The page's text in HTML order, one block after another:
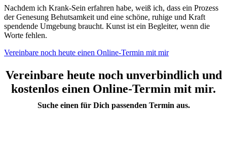
Nachdem ich Krank-Sein erfahren habe, weiß ich, dass ein Prozess
der Genesung Behutsamkeit und eine schöne, ruhige und Kraft
spendende Umgebung braucht. Kunst ist ein Begleiter, wenn die
Worte fehlen.
Vereinbare noch heute einen Online-Termin mit mir
Vereinbare heute noch unverbindlich und
kostenlos einen Online-Termin mit mir.
Suche einen für Dich passenden Termin aus.